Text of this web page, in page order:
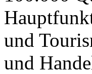
und
und